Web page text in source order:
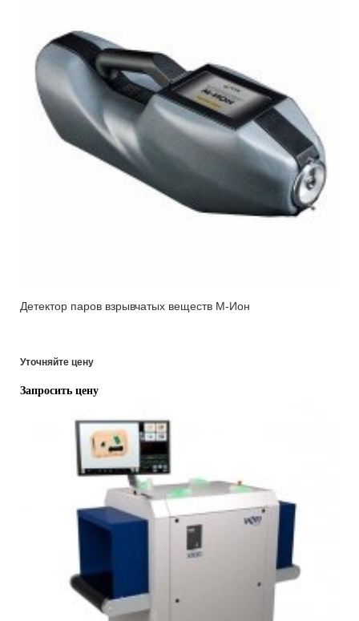
Детектор паров взрывчатых веществ М-Ион
Уточняйте цену
Запросить цену